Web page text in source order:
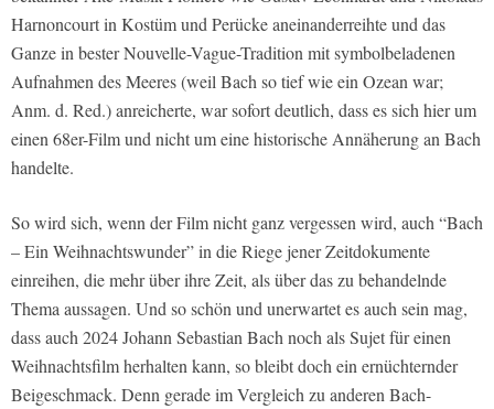
Harnoncourt in Kostüm und Perücke aneinanderreihte und das
Ganze in bester Nouvelle-Vague-Tradition mit symbolbeladenen
Aufnahmen des Meeres (weil Bach so tief wie ein Ozean war;
Anm. d. Red.) anreicherte, war sofort deutlich, dass es sich hier um
einen 68er-Film und nicht um eine historische Annäherung an Bach
handelte.
So wird sich, wenn der Film nicht ganz vergessen wird, auch “Bach
– Ein Weihnachtswunder” in die Riege jener Zeitdokumente
einreihen, die mehr über ihre Zeit, als über das zu behandelnde
Thema aussagen. Und so schön und unerwartet es auch sein mag,
dass auch 2024 Johann Sebastian Bach noch als Sujet für einen
Weihnachtsfilm herhalten kann, so bleibt doch ein ernüchternder
Beigeschmack. Denn gerade im Vergleich zu anderen Bach-